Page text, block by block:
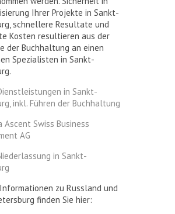
Ihrer Projekte in Sankt-
schnellere Resultate und
Kosten resultieren aus der
der Buchhaltung an einen
Spezialisten in Sankt-
in Sankt-
inkl. Führen der Buchhaltung
Ascent Swiss Business
AG
in Sankt-
zu Russland und
finden Sie hier: